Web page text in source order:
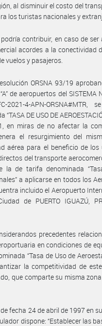
al disminuir el costo del
los turistas nacionales y
contribuir, en caso de ser
acordes a la conectividad
vuelos y pasajeros.
ORSNA 93/19
de aeropuertos del SISTEMA
2021-4-APN-ORSNA#MTR,
DE USO DE
en miras de no afectar la
el resurgimiento del
aérea para el beneficio de
del transporte
de tarifa denominada
a aplicarse en todos los
incluido el Aeropuerto
de PUERTO IGUAZÚ,
precedentes
en condiciones de
“Tasa de Uso de
la competitividad de
que comparte su misma
fecha 24 de abril de 1997 en
dispone: “Establecer las